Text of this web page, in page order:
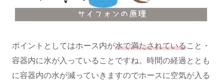
ポイントとしてはホース内が水で満たされていること・
容器内に水が入っていることですね。時間の経過ととも
に容器内の水が減っていきますのでホースに空気が入る